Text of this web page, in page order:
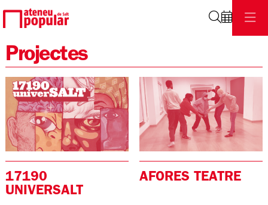
Projectes
17190
UNIVERSALT
AFORES TEATRE